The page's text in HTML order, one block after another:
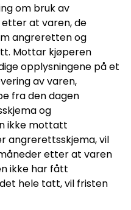
om bruk av
at varen, de
angreretten og
Mottar kjøperen
opplysningene på et
av varen,
fra den dagen
og
ikke mottatt
angrerettsskjema, vil
etter at varen
ikke har fått
hele tatt, vil fristen